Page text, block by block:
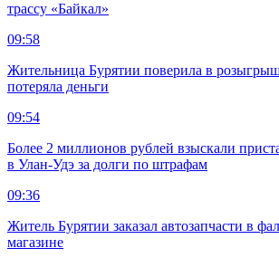
трассу «Байкал»
09:58
Жительница Бурятии поверила в
потеряла деньги
09:54
Более 2 миллионов рублей взыскали
в Улан-Удэ за долги по штрафам
09:36
Житель Бурятии заказал автозапчасти в
магазине